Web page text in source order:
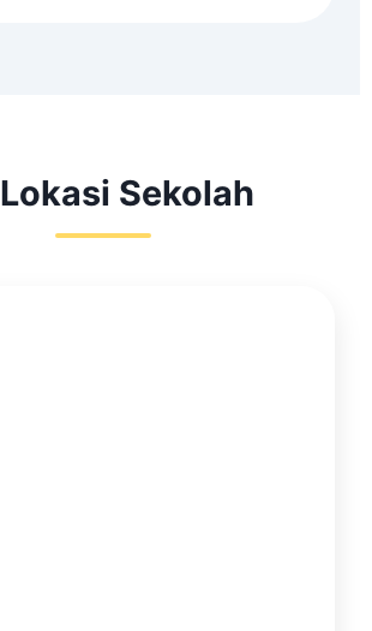
Lokasi Sekolah